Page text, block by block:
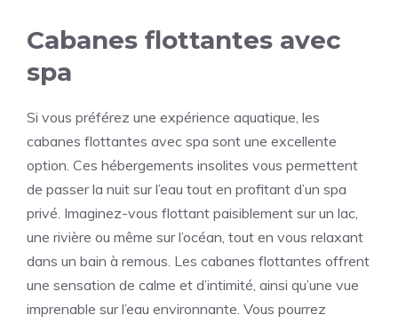
Cabanes flottantes avec
spa
Si vous préférez une expérience aquatique, les
cabanes flottantes avec spa sont une excellente
option. Ces hébergements insolites vous permettent
de passer la nuit sur l’eau tout en profitant d’un spa
privé. Imaginez-vous flottant paisiblement sur un lac,
une rivière ou même sur l’océan, tout en vous relaxant
dans un bain à remous. Les cabanes flottantes offrent
une sensation de calme et d’intimité, ainsi qu’une vue
imprenable sur l’eau environnante. Vous pourrez